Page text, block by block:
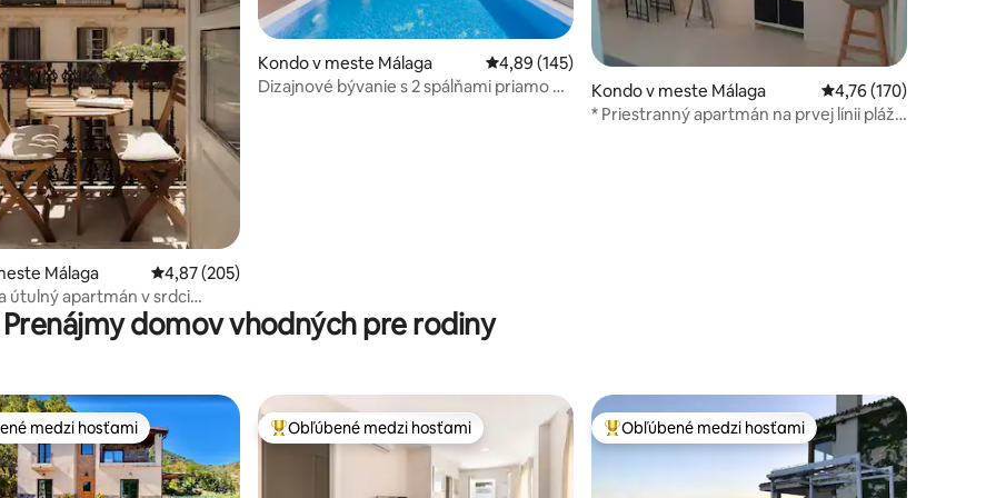
z 5, počet hodnotení: 456
Málaga Priemerné ohodnotenie 4,87 z 5, počet hodnotení: 205
4,87 (205)
útulný apartmán v srdci
Kondo v meste Málaga Priemerné ohodnotenie 4,89 z 5, počet hodnotení: 145
4,89 (145)
Dizajnové bývanie s 2 spálňami priamo pri
Kondo v meste Málaga Priemerné
4,76 (170)
* Priestranný apartmán na prvej línii pláže
Prenájmy domov vhodných pre rodiny
medzi hosťami
medzi hosťami Najobľúbenejšie medzi hosťami
Obľúbené medzi hosťami Najobľúbenejšie medzi hosťami
Obľúbené medzi hosťami